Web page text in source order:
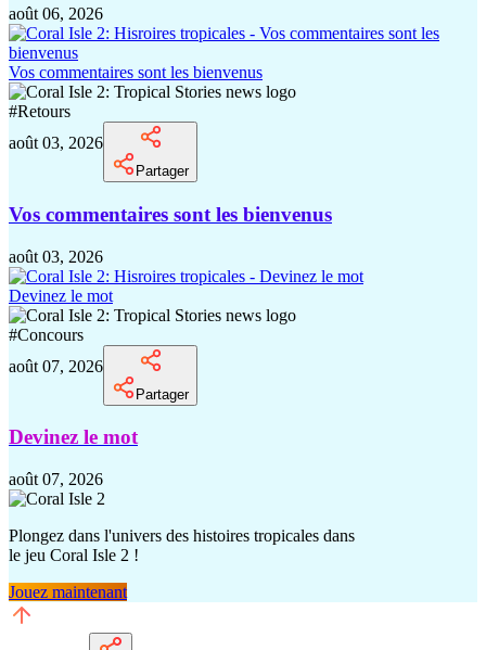
août 06, 2026
Vos commentaires sont les bienvenus
#Retours
août 03, 2026
Partager
Vos commentaires sont les bienvenus
août 03, 2026
Devinez le mot
#Concours
août 07, 2026
Partager
Devinez le mot
août 07, 2026
Plongez dans l'univers des histoires tropicales dans
le jeu Coral Isle 2 !
Jouez maintenant